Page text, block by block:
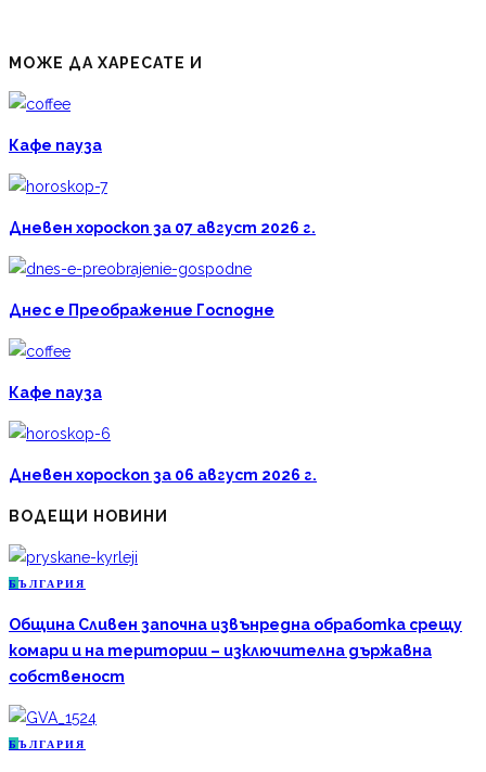
МОЖЕ ДА ХАРЕСАТЕ И
Кафе пауза
Дневен хороскоп за 07 август 2026 г.
Днес е Преображение Господне
Кафе пауза
Дневен хороскоп за 06 август 2026 г.
ВОДЕЩИ НОВИНИ
Б ЪЛГАРИЯ
Община Сливен започна извънредна обработка срещу
комари и на територии – изключителна държавна
собственост
Б ЪЛГАРИЯ